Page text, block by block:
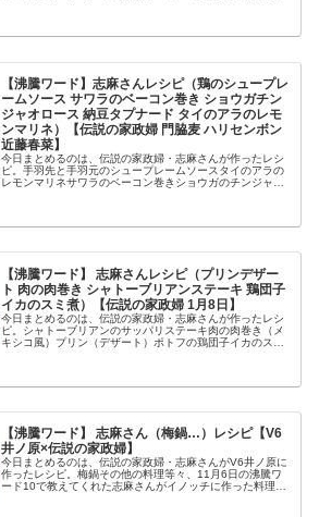
【沸騰ワード】志麻さんレシピ（鶏のシュープレ
ームソース サワラのベーコン巻き ショウガチン
ジャオロース 納豆タプナード タイのアラのレモ
ンマリネ）【伝説の家政婦 門脇麦 ハリセンボン
近藤春菜】
今日まとめるのは、伝説の家政婦・志麻さんが作ったレシ
ピ。手羽先と手羽元のシュープレームソースタイのアラの
レモンマリネサワラのベーコン巻きショウガのチンジャオ
【沸騰ワード】 志麻さんレシピ（プリンデザー
ト 肉の肉巻き シャトーブリアンステーキ 鶏団子
イカのスミ煮）【伝説の家政婦 1月8日】
今日まとめるのは、伝説の家政婦・志麻さんが作ったレシ
ピ。シャトーブリアンのサッパリステーキ肉の肉巻き（メ
キシコ風）プリン（デザート）ポトフの鶏団子イカのスミ
【沸騰ワード】 志麻さん（梅鍋…）レシピ【V6
井ノ原×伝説の家政婦】
今日まとめるのは、伝説の家政婦・志麻さんがV6井ノ原に
作ったレシピ。梅鍋その他の料理等々、11月6日の沸騰ワ
ード10で教えてくれた志麻さんがイノッチに作った料理の